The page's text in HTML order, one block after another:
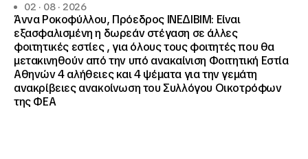
02 · 08 · 2026
Άννα Ροκοφύλλου, Πρόεδρος ΙΝΕΔΙΒΙΜ: Είναι
εξασφαλισμένη η δωρεάν στέγαση σε άλλες
φοιτητικές εστίες , για όλους τους φοιτητές που θα
μετακινηθούν από την υπό ανακαίνιση Φοιτητική Εστία
Αθηνών 4 αλήθειες και 4 ψέματα για την γεμάτη
ανακρίβειες ανακοίνωση του Συλλόγου Οικοτρόφων
της ΦΕΑ